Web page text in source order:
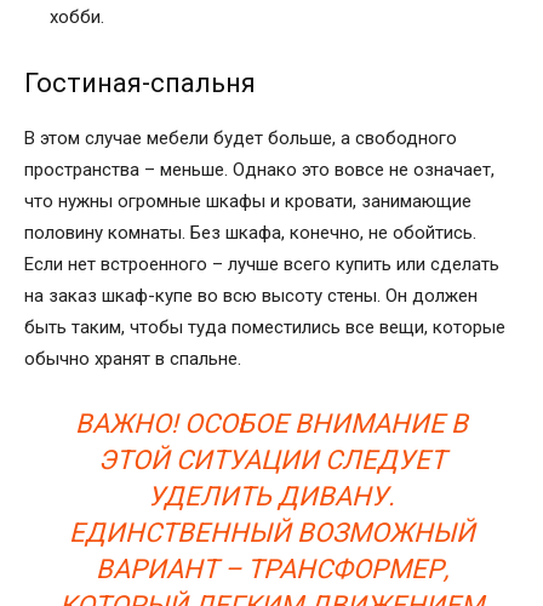
хобби.
Гостиная-спальня
В этом случае мебели будет больше, а свободного
пространства – меньше. Однако это вовсе не означает,
что нужны огромные шкафы и кровати, занимающие
половину комнаты. Без шкафа, конечно, не обойтись.
Если нет встроенного – лучше всего купить или сделать
на заказ шкаф-купе во всю высоту стены. Он должен
быть таким, чтобы туда поместились все вещи, которые
обычно хранят в спальне.
ВАЖНО! ОСОБОЕ ВНИМАНИЕ В
ЭТОЙ СИТУАЦИИ СЛЕДУЕТ
УДЕЛИТЬ ДИВАНУ.
ЕДИНСТВЕННЫЙ ВОЗМОЖНЫЙ
ВАРИАНТ – ТРАНСФОРМЕР,